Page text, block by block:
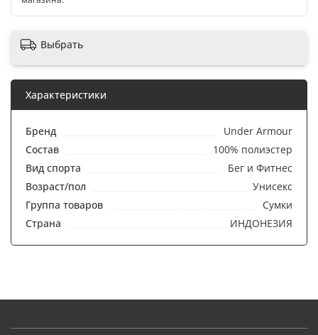
Выбрать
Характеристики
Бренд
Under Armour
Состав
100% полиэстер
Вид спорта
Бег и Фитнес
Возраст/пол
Унисекс
Группа товаров
Сумки
Страна
ИНДОНЕЗИЯ